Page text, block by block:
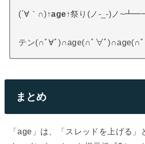
(´∀｀∩)↑age↑祭り(ノ-_-)ノ
テン(∩ﾟ∀ﾟ)∩age(∩ﾟ∀ﾟ)∩age(∩
まとめ
「age」は、「スレッドを上げる